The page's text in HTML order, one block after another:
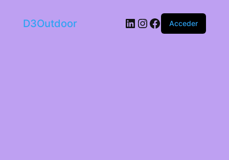
D3Outdoor LinkedIn
Instagram
Facebook
Acceder